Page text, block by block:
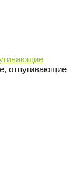
отпугивающие